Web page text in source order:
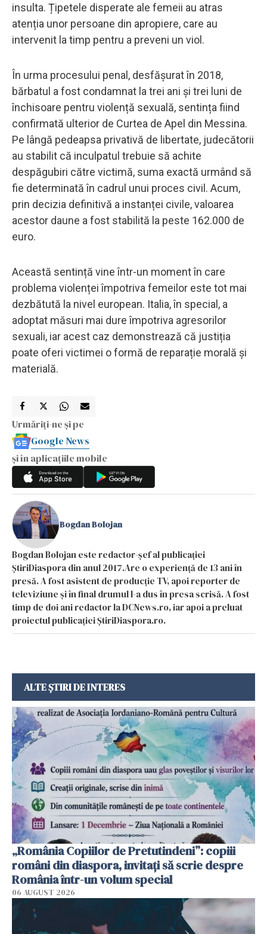
insulta. Țipetele disperate ale femeii au atras
atenția unor persoane din apropiere, care au
intervenit la timp pentru a preveni un viol.
În urma procesului penal, desfășurat în 2018,
bărbatul a fost condamnat la trei ani și trei luni de
închisoare pentru violență sexuală, sentința fiind
confirmată ulterior de Curtea de Apel din Messina.
Pe lângă pedeapsa privativă de libertate, judecătorii
au stabilit că inculpatul trebuie să achite
despăgubiri către victimă, suma exactă urmând să
fie determinată în cadrul unui proces civil. Acum,
prin decizia definitivă a instanței civile, valoarea
acestor daune a fost stabilită la peste 162.000 de
euro.
Această sentință vine într-un moment în care
problema violenței împotriva femeilor este tot mai
dezbătută la nivel european. Italia, în special, a
adoptat măsuri mai dure împotriva agresorilor
sexuali, iar acest caz demonstrează că justiția
poate oferi victimei o formă de reparație morală și
materială.
Urmăriți-ne și pe
Google News
și în aplicațiile mobile
Bogdan Bolojan
Bogdan Bolojan este redactor-șef al publicației
ȘtiriDiaspora din anul 2017.Are o experiență de 13 ani în
presă. A fost asistent de producție TV, apoi reporter de
televiziune și în final drumul l-a dus în presa scrisă. A fost
timp de doi ani redactor la DCNews.ro, iar apoi a preluat
proiectul publicației ȘtiriDiaspora.ro.
ALTE ȘTIRI DE INTERES
„România Copiilor de Pretutindeni”: copiii
români din diaspora, invitați să scrie despre
România într-un volum special
06 AUGUST 2026